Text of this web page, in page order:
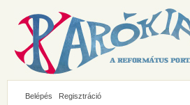
Belépés
Regisztráció